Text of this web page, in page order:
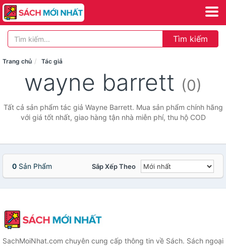
Tìm kiếm
Trang chủ Tác giả
wayne barrett (0)
Tất cả sản phẩm tác giả Wayne Barrett. Mua sản phẩm chính hãng
với giá tốt nhất, giao hàng tận nhà miễn phí, thu hộ COD
0 Sản Phẩm Sắp Xếp Theo
SachMoiNhat.com chuyên cung cấp thông tin về Sách. Sách ngoại